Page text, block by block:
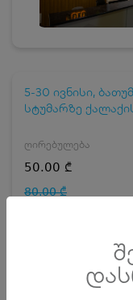
5-30 ივნისი,
სტუმარზე
ღირებულება
50.00 ₾
80.00 ₾
ნომერი 2